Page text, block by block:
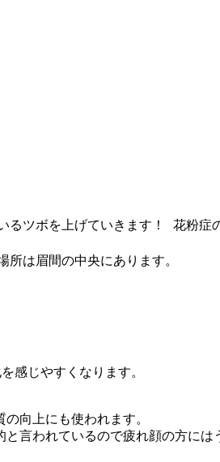
ツボを上げていきます！ 花粉症
は眉間の中央にあります。
感じやすくなります。
向上にも使われます。
言われているので疲れ顔の方には